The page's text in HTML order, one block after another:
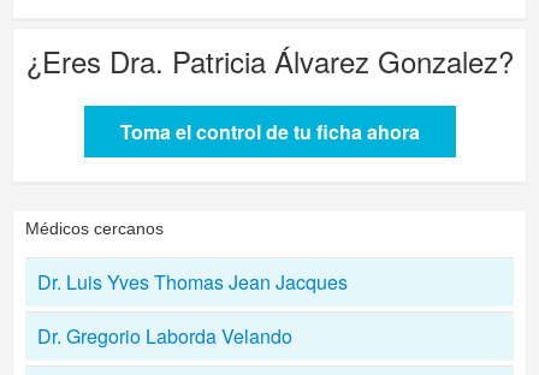
¿Eres Dra. Patricia Álvarez Gonzalez?
Toma el control de tu ficha ahora
Médicos cercanos
Dr. Luis Yves Thomas Jean Jacques
Dr. Gregorio Laborda Velando